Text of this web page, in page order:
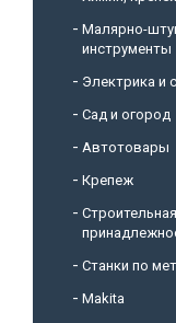
Малярно-
инструменты
Электрика и
Сад и огород
Автотовары
Крепеж
Станки по
Makita